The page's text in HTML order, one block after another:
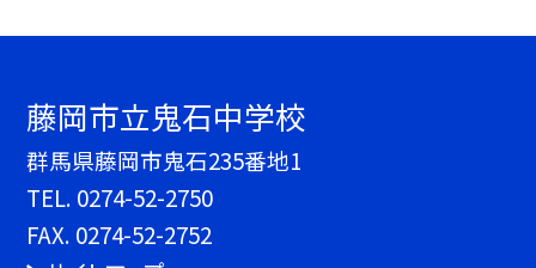
藤岡市立鬼石中学校
群馬県藤岡市鬼石235番地1
TEL. 0274-52-2750
FAX. 0274-52-2752